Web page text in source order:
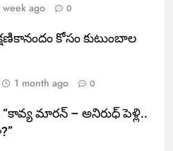
week ago 0
కోసం కుటుంబాల
1 month ago 0
“కావ్య మారన్ – అనిరుధ్ పెళ్లి..